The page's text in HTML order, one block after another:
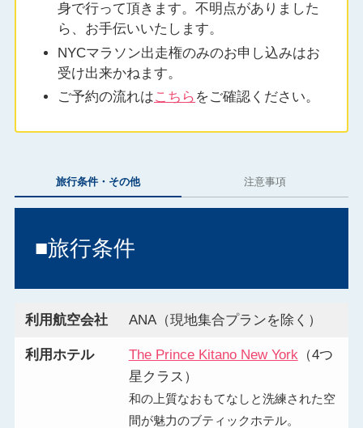
身で行って頂きます。不明点がありました
ら、お手伝いいたします。
NYCマラソン出走権のみのお申し込みはお
受け出来かねます。
ご予約の流れはこちら をご確認ください。
旅行条件・その他 注意事項
■旅行条件
利用航空会社 ANA（現地集合プランを除く）
利用ホテル The Prince Kitano New York（4つ
星クラス）
和の上質なおもてなしと洗練された空
間が魅力のブティックホテル。